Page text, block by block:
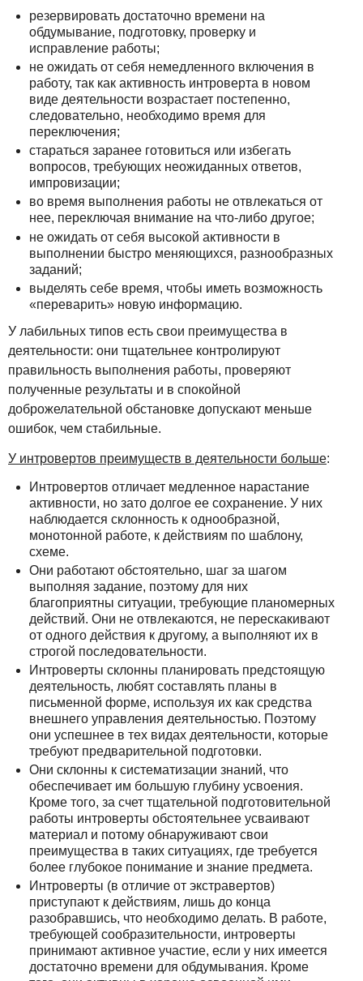
резервировать достаточно времени на
обдумывание, подготовку, проверку и
исправление работы;
не ожидать от себя немедленного включения в
работу, так как активность интроверта в новом
виде деятельности возрастает постепенно,
следовательно, необходимо время для
переключения;
стараться заранее готовиться или избегать
вопросов, требующих неожиданных ответов,
импровизации;
во время выполнения работы не отвлекаться от
нее, переключая внимание на что-либо другое;
не ожидать от себя высокой активности в
выполнении быстро меняющихся, разнообразных
заданий;
выделять себе время, чтобы иметь возможность
«переварить» новую информацию.
У лабильных типов есть свои преимущества в
деятельности: они тщательнее контролируют
правильность выполнения работы, проверяют
полученные результаты и в спокойной
доброжелательной обстановке допускают меньше
ошибок, чем стабильные.
У интровертов преимуществ в деятельности больше:
Интровертов отличает медленное нарастание
активности, но зато долгое ее сохранение. У них
наблюдается склонность к однообразной,
монотонной работе, к действиям по шаблону,
схеме.
Они работают обстоятельно, шаг за шагом
выполняя задание, поэтому для них
благоприятны ситуации, требующие планомерных
действий. Они не отвлекаются, не перескакивают
от одного действия к другому, а выполняют их в
строгой последовательности.
Интроверты склонны планировать предстоящую
деятельность, любят составлять планы в
письменной форме, используя их как средства
внешнего управления деятельностью. Поэтому
они успешнее в тех видах деятельности, которые
требуют предварительной подготовки.
Они склонны к систематизации знаний, что
обеспечивает им большую глубину усвоения.
Кроме того, за счет тщательной подготовительной
работы интроверты обстоятельнее усваивают
материал и потому обнаруживают свои
преимущества в таких ситуациях, где требуется
более глубокое понимание и знание предмета.
Интроверты (в отличие от экстравертов)
приступают к действиям, лишь до конца
разобравшись, что необходимо делать. В работе,
требующей сообразительности, интроверты
принимают активное участие, если у них имеется
достаточно времени для обдумывания. Кроме